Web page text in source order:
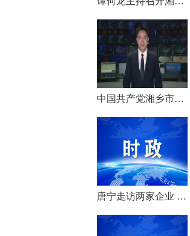
中国共产党湘乡市第九次代表大会胜利闭幕
唐宁走访两家企业 问需问计促发展